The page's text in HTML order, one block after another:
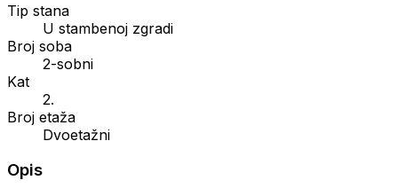
Tip stana
U stambenoj zgradi
Broj soba
2-sobni
Kat
2.
Broj etaža
Dvoetažni
Opis